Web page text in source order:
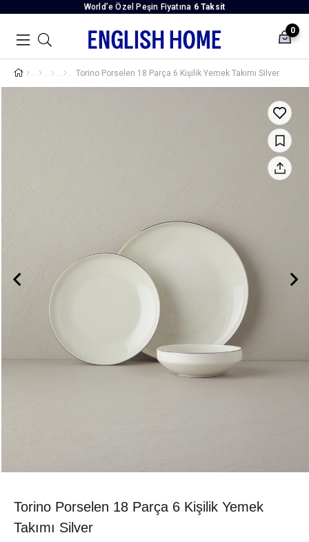
World’e Özel Peşin Fiyatına 6 Taksit
0
Torino Porselen 18 Parça 6 Kişilik Yemek Takımı Silver
Torino Porselen 18 Parça 6 Kişilik Yemek
Takımı Silver